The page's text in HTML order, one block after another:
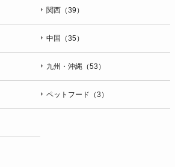
関西（39）
中国（35）
九州・沖縄（53）
ペットフード（3）